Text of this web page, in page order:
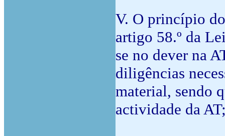
V. O princípio
artigo 58.º da
se no dever na
diligências
material, sendo
actividade da